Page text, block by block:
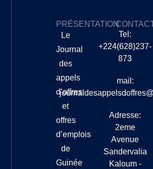
PRÉSENTATION
Le
Journal
des
appels
d’offres
et
offres
d’emplois
de
Guinée
Tel:
+224(628)237-
873
mail:
Adresse:
2eme
Avenue
Sandervalia
Kaloum -